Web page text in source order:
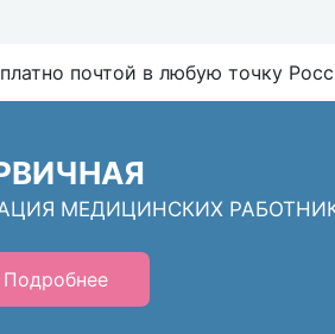
почтой в любую точку
МЕДИЦИНСКИХ
Подробнее